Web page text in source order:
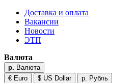
Доставка и оплата
Вакансии
Новости
ЭТП
Валюта
р. Валюта
€ Euro
$ US Dollar р. Рубль